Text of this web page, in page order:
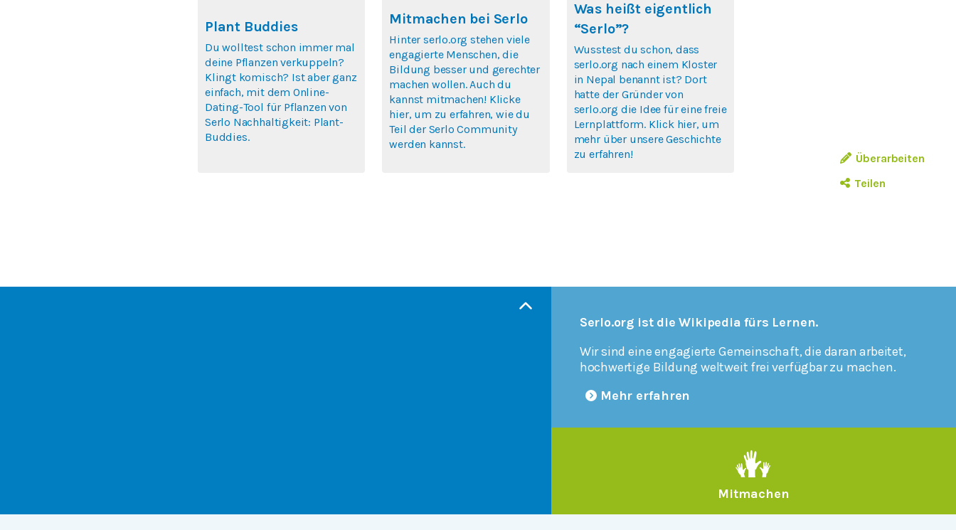
Überarbeiten
Teilen
Plant Buddies
Du wolltest schon immer mal
deine Pflanzen verkuppeln?
Klingt komisch? Ist aber ganz
einfach, mit dem Online-
Dating-Tool für Pflanzen von
Serlo Nachhaltigkeit: Plant-
Buddies.
Mitmachen bei Serlo
Hinter serlo.org stehen viele
engagierte Menschen, die
Bildung besser und gerechter
machen wollen. Auch du
kannst mitmachen! Klicke
hier, um zu erfahren, wie du
Teil der Serlo Community
werden kannst.
Was heißt eigentlich
“Serlo”?
Wusstest du schon, dass
serlo.org nach einem Kloster
in Nepal benannt ist? Dort
hatte der Gründer von
serlo.org die Idee für eine freie
Lernplattform. Klick hier, um
mehr über unsere Geschichte
zu erfahren!
Serlo.org ist die Wikipedia fürs Lernen.
Wir sind eine engagierte Gemeinschaft, die daran arbeitet,
hochwertige Bildung weltweit frei verfügbar zu machen.
Mehr erfahren
Mitmachen